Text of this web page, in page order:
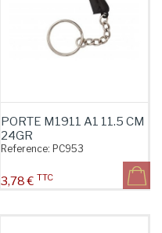
PORTE M1911 A1 11.5 CM
24GR
Reference: PC953
Prix
3,78 € TTC